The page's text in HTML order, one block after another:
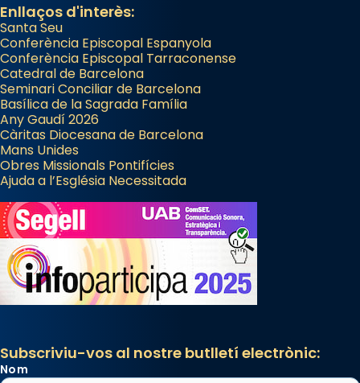
Enllaços d'interès:
Santa Seu
Conferència Episcopal Espanyola
Conferència Episcopal Tarraconense
Catedral de Barcelona
Seminari Conciliar de Barcelona
Basílica de la Sagrada Família
Any Gaudí 2026
Càritas Diocesana de Barcelona
Mans Unides
Obres Missionals Pontifícies
Ajuda a l’Església Necessitada
Subscriviu-vos al nostre butlletí electrònic:
Nom